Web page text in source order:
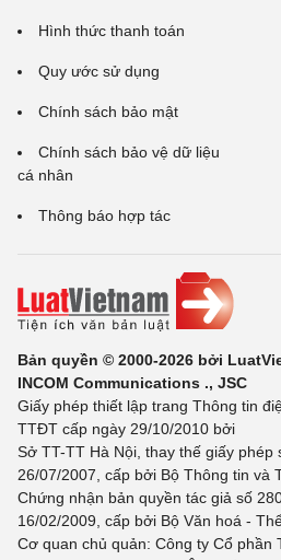
Hình thức thanh toán
Quy ước sử dụng
Chính sách bảo mật
Chính sách bảo vệ dữ liệu
cá nhân
Thông báo hợp tác
Bản quyền © 2000-2026 bởi
INCOM Communications ., JSC
Giấy phép thiết lập trang Thông tin
TTĐT cấp ngày 29/10/2010 bởi
Sở TT-TT Hà Nội, thay thế giấy phép
26/07/2007, cấp bởi Bộ Thông tin và
Chứng nhận bản quyền tác giả số
16/02/2009, cấp bởi Bộ Văn hoá -
Cơ quan chủ quản: Công ty Cổ phần